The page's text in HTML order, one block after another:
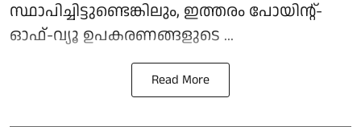
സ്ഥാപിച്ചിട്ടുണ്ടെങ്കിലും, ഇത്തരം പോയിൻ്റ്-
ഓഫ്-വ്യൂ ഉപകരണങ്ങളുടെ ...
Read More